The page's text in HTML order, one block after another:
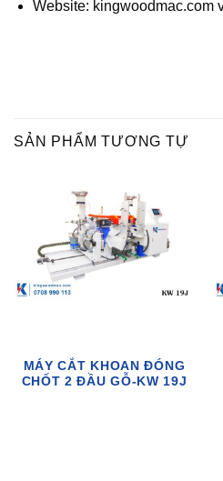
Website: kingwoodmac.com
SẢN PHẨM TƯƠNG TỰ
MÁY CẮT KHOAN ĐÓNG
CHỐT 2 ĐẦU GỖ-KW 19J